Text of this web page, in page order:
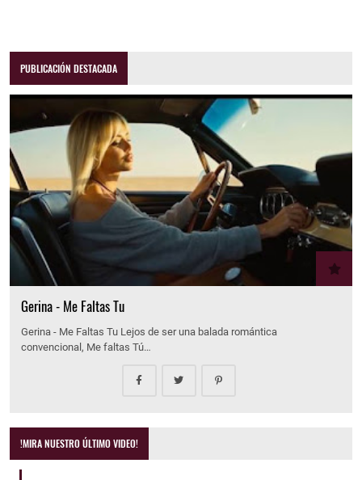
PUBLICACIÓN DESTACADA
Gerina - Me Faltas Tu
Gerina - Me Faltas Tu Lejos de ser una balada romántica
convencional, Me faltas Tú…
!MIRA NUESTRO ÚLTIMO VIDEO!